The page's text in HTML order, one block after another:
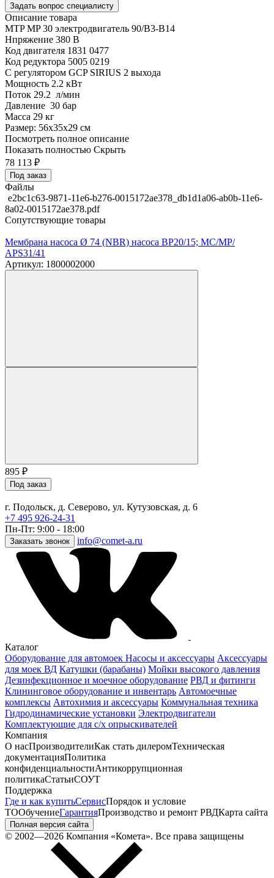
Задать вопрос специалисту
Описание товара
MTP MP 30 электродвигатель 90/B3-B14
Нпряжение 380 В
Код двигателя 1831 0477
Код редуктора 5005 0219
С регулятором GCP SIRIUS 2 выхода
Мощность 2.2 кВт
Поток 29.2 л/мин
Давление 30 бар
Масса 29 кг
Размер: 56x35x29 см
Посмотреть полное описание
Показать полностью Скрыть
78 113 ₽
Под заказ
Файлы
e2bc1c63-9871-11e6-b276-0015172ae378_db1d1a06-ab0b-11e6-
8a02-0015172ae378.pdf
Сопутствующие товары
Мембрана насоса Ø 74 (NBR) насоса BP20/15; MC/MP/
APS31/41
Артикул: 1800002000
895 ₽
Под заказ
г. Подольск, д. Северово, ул. Кутузовская, д. 6
+7 495 926-24-31
Пн-Пт: 9:00 - 18:00
Заказать звонок info@comet-a.ru
Каталог
Оборудование для автомоек Насосы и аксессуары Аксессуары
для моек ВД Катушки (барабаны) Мойки высокого давления
Дезинфекционное и моечное оборудование РВД и фитинги
Клининговое оборудование и инвентарь Автомоечные
комплексы Автохимия и аксессуары Коммунальная техника
Гидродинамические установки Электродвигатели
Комплектующие для с/х опрыскивателей
Компания
О насПроизводителиКак стать дилеромТехническая
документацияПолитика
конфиденциальностиАнтикоррупционная
политикаСтатьиСОУТ
Поддержка
Где и как купитьСервисПорядок и условие
ТООбучениеГарантияПроизводство и ремонт РВДКарта сайта
Полная версия сайта
© 2002—2026 Компания «Комета». Все права защищены